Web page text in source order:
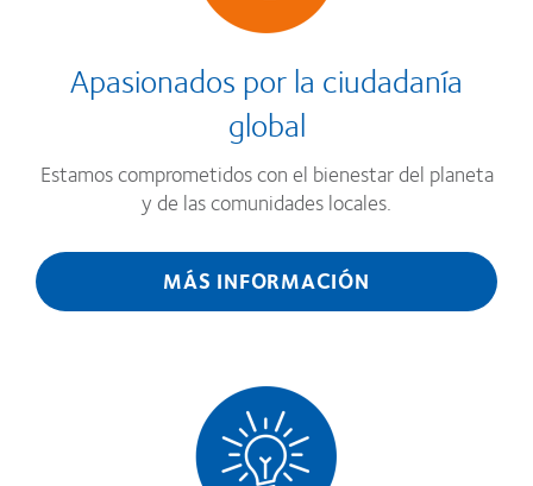
Apasionados por la ciudadanía
global
Estamos comprometidos con el bienestar del planeta
y de las comunidades locales.
MÁS INFORMACIÓN